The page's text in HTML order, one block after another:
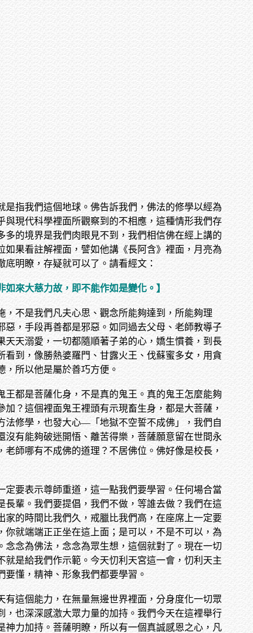
指我們這個地球。佛告訴我們，佛法的修學以經為
現代科學裡面所觀察到的不相應，這種情形我們存
的境界是我們肉眼見不到，我們相信佛在經上講的
果看註解裡面，譬如他講《長阿含》裡面，月亮為
明瞭，存疑就可以了。請看經文：
如來大慈力故，即不能作如是變化。】
不是我們凡夫心思、觀念所能夠達到，所能夠理
，手段再善都是邪惡。如同過去父母、老師教導子
天溺愛，一切都隨順著子弟的心，嬌生慣養，到長
到，像勝熱婆羅門、甘露火王、伐蘇蜜多女，用貪
所以他是屬於善巧方便。
都是菩薩化身，不是真的鬼王。真的鬼王怎麼能夠
？這個裡面鬼王裡頭有示現畜生身，都是大菩薩，
法修學，也發大心—「地獄不空誓不成佛」，我們自
有能夠破迷開悟、離苦得樂，菩薩願意留在世間永
師哪有不成佛的道理？不居佛位。佛好像是校長，
要表示尊師重道，這一點我們要學習。任何場合當
輩。我們要提倡，我們不做，等誰去做？我們在這
的時間比我們久，戒臘比我們高，在座席上一定要
就端端正正坐在這上面；是可以，不是不可以，為
念為佛法，念念為眾生想，這個就對了。現在一切
是給我們作示範。今天忉利天宮這一會，忉利天主
懂，精神、形象我們都要學習。
有這個能力，在無量無邊世界裡面，分身度化一切眾
也深深感激大眾力量的加持。我們今天在這裡舉行
力加持。菩薩明瞭，所以有一個真誠感恩之心，凡